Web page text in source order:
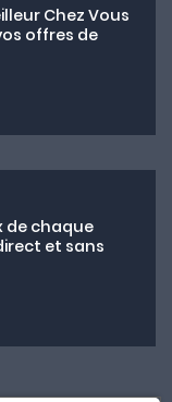
Chez Vous
offres de
de chaque
et sans